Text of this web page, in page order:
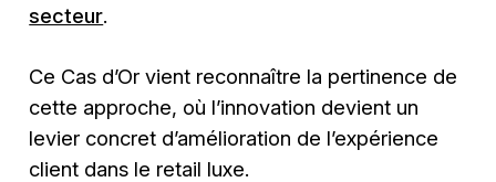
secteur.
Ce Cas d’Or vient reconnaître la pertinence de
cette approche, où l’innovation devient un
levier concret d’amélioration de l’expérience
client dans le retail luxe.